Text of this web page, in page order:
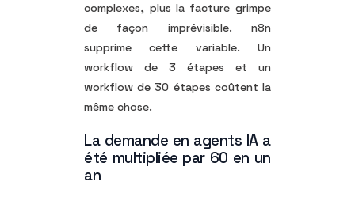
complexes, plus la facture grimpe
de façon imprévisible. n8n
supprime cette variable. Un
workflow de 3 étapes et un
workflow de 30 étapes coûtent la
même chose.
La demande en agents IA a
été multipliée par 60 en un
an